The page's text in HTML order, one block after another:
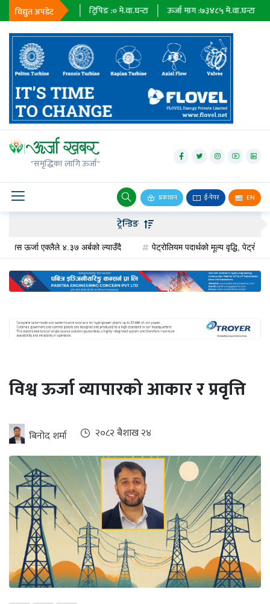
विद्युत अपडेट
मे.वा.घन्टा ट्रिपिङ : मे.वा.घन्टा ऊर्जा माग : ७३४८५मे.वा.घन्टा प्राधिकरण :
"समृद्धिका लागि ऊर्जा"
प्रकाशन ई-पेपर EN
जलविद्युत्
सोलार
वायु
बायोग्यास
पेट्रोलियम
अन्तर्राष्ट्रिय
ऊर्जा
दक्षता
खबर
हाइड्रोजन
इभी
सम्पादकीय
बैंक
पर्यटन
भिडियो
छापा
ट्रेन्डिङ
एक्लैले ४.३७ अर्बको ल्याउँदै पेट्रोलियम पदार्थको मूल्य वृद्धि, पेट्रोलमा ३ र
विश्व ऊर्जा व्यापारको आकार र प्रवृत्ति
बिनोद शर्मा २०८२ ब‌ैशाख २४